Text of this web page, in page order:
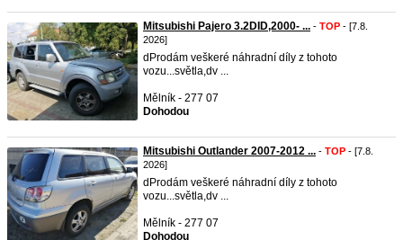
Mitsubishi Pajero 3.2DID,2000- ... - TOP - [7.8.
2026]
dProdám veškeré náhradní díly z tohoto
vozu...světla,dv ...
Mělník - 277 07
Dohodou
Mitsubishi Outlander 2007-2012 ... - TOP - [7.8.
2026]
dProdám veškeré náhradní díly z tohoto
vozu...světla,dv ...
Mělník - 277 07
Dohodou